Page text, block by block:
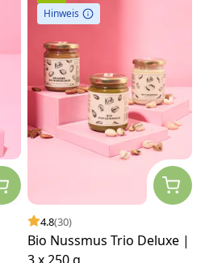
Hinweis
4.8(30)
Bio Nussmus Trio Deluxe |
3 x 250 g